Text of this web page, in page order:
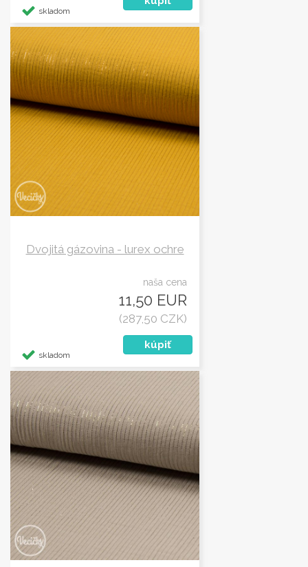
skladom
Dvojitá gázovina - lurex ochre
naša cena
11,50 EUR
(287,50 CZK)
skladom